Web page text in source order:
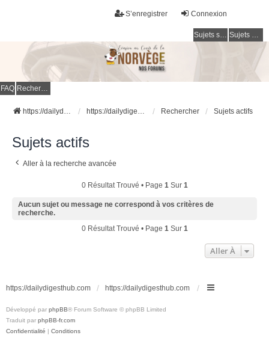
Connexion
S’enregistrer
Sujets sans réponse Sujets actifs
FAQ Rechercher
https://dailydigesthub.com https://dailydigesthub.com Rechercher Sujets actifs
Sujets actifs
Aller à la recherche avancée
0 Résultat Trouvé • Page 1Sur 1
Aucun sujet ou message ne correspond à vos critères de
recherche.
0 Résultat Trouvé • Page 1Sur 1
Aller À
https://dailydigesthub.com https://dailydigesthub.com
Développé par phpBB® Forum Software © phpBB Limited
Traduit par phpBB-fr.com
Confidentialité | Conditions